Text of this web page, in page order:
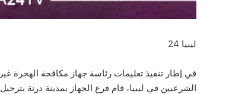
ليبيا 24
في إطار تنفيذ تعليمات رئاسة جهاز مكافحة الهجرة
الشرعيين في ليبيا، قام فرع الجهاز بمدينة درنة